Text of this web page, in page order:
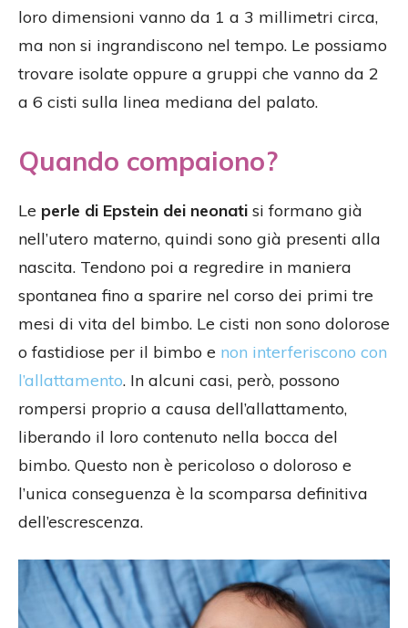
loro dimensioni vanno da 1 a 3 millimetri circa,
ma non si ingrandiscono nel tempo. Le possiamo
trovare isolate oppure a gruppi che vanno da 2
a 6 cisti sulla linea mediana del palato.
Quando compaiono?
Le perle di Epstein dei neonati si formano già
nell’utero materno, quindi sono già presenti alla
nascita. Tendono poi a regredire in maniera
spontanea fino a sparire nel corso dei primi tre
mesi di vita del bimbo. Le cisti non sono dolorose
o fastidiose per il bimbo e non interferiscono con
l’allattamento. In alcuni casi, però, possono
rompersi proprio a causa dell’allattamento,
liberando il loro contenuto nella bocca del
bimbo. Questo non è pericoloso o doloroso e
l’unica conseguenza è la scomparsa definitiva
dell’escrescenza.